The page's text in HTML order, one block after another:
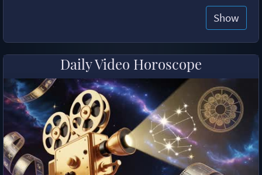
Show
Daily Video Horoscope